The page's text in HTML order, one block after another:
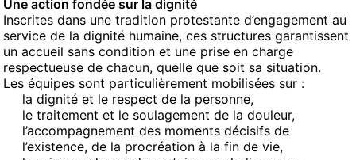
Une action fondée sur la dignité
Inscrites dans une tradition protestante d’engagement au
service de la dignité humaine, ces structures garantissent
un accueil sans condition et une prise en charge
respectueuse de chacun, quelle que soit sa situation.
Les équipes sont particulièrement mobilisées sur :
la dignité et le respect de la personne,
le traitement et le soulagement de la douleur,
l’accompagnement des moments décisifs de
l’existence, de la procréation à la fin de vie,